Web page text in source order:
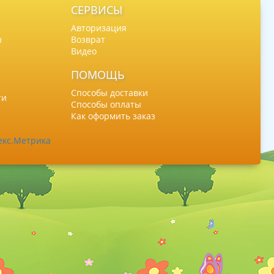
СЕРВИСЫ
Авторизация
Возврат
Видео
ПОМОЩЬ
Способы доставки
Способы оплаты
Как оформить заказ